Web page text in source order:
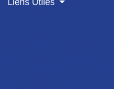
Liens Utiles